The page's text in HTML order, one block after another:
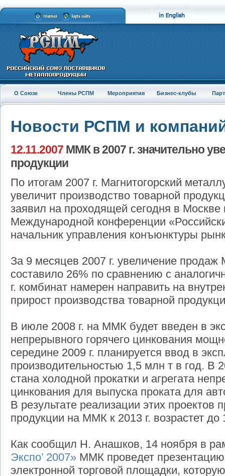
О Союзе Члены РСПМ Мероприятия Бизнес-клубы
Новости РСПМ и
12.11.2007 ММК в 2007 г. значительно
продукции
По итогам 2007 г. Магнитогорский
увеличит производство товарной
заявил на проходящей сегодня в
Международной конференции
начальник управления конъюнктуры
За 9 месяцев 2007 г. увеличение
составило 26% по сравнению с
г. комбинат намерен направить на
прирост производства товарной
В июле 2008 г. на ММК будет введен в
непрерывного горячего цинкования
середине 2009 г. планируется ввод в
производительностью 1,5 млн т в год. В
стана холодной прокатки и агрегата
цинкования для выпуска проката для
В результате реализации этих проектов
продукции на ММК к 2013 г. возрастет до
Как сообщил Н. Анашков, 14 ноября в
Экспо’ 2007» ММК проведет
электронной торговой площадки,